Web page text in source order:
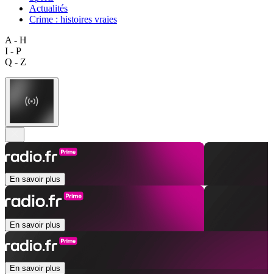
Actualités
Crime : histoires vraies
A - H
I - P
Q - Z
En savoir plus
En savoir plus
En savoir plus